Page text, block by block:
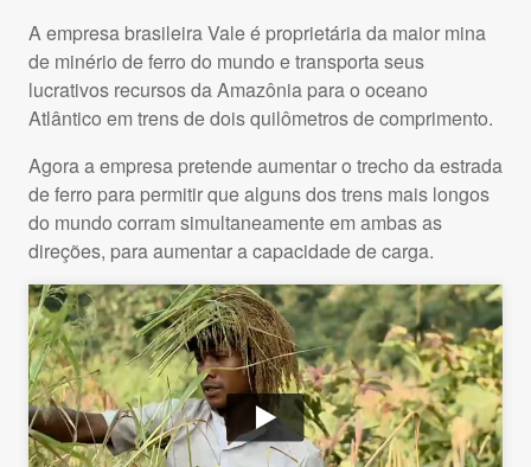
A empresa brasileira Vale é proprietária da maior mina
de minério de ferro do mundo e transporta seus
lucrativos recursos da Amazônia para o oceano
Atlântico em trens de dois quilômetros de comprimento.
Agora a empresa pretende aumentar o trecho da estrada
de ferro para permitir que alguns dos trens mais longos
do mundo corram simultaneamente em ambas as
direções, para aumentar a capacidade de carga.